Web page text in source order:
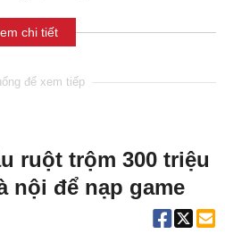
chi tiết
ruột trộm 300 triệu
nội để nạp game